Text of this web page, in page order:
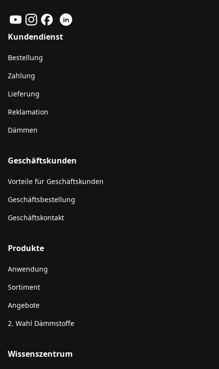
Kundendienst
Bestellung
Zahlung
Lieferung
Reklamation
Dämmen
Geschäftskunden
Vorteile für Geschäftskunden
Geschäftsbestellung
Geschäftskontakt
Produkte
Anwendung
Sortiment
Angebote
2. Wahl Dämmstoffe
Wissenszentrum